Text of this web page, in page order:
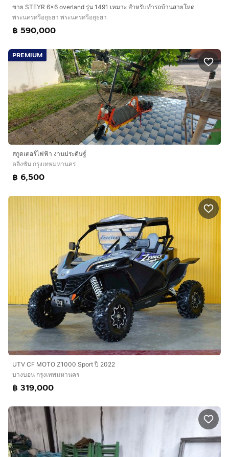
ขาย STEYR 6x6 overland รุ่น 1491 เหมาะ สำหรับทำรถบ้านสายโหด
พระนครศรีอยุธยา พระนครศรีอยุธยา
฿ 590,000
PREMIUM
สกูดเตอร์ไฟฟ้า งานประดิษฐ์
ตลิ่งชัน กรุงเทพมหานคร
฿ 6,500
UTV CF MOTO Z1000 Sport ปี 2022
บางบอน กรุงเทพมหานคร
฿ 319,000